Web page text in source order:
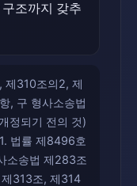
조까지 갖추
제310조의2, 제
, 구 형사소송법
정되기 전의 것)
법률 제8496호
소송법 제283조
313조, 제314